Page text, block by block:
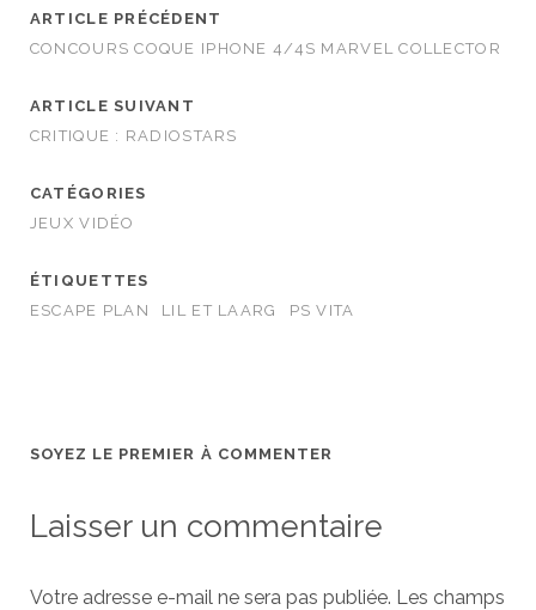
ARTICLE PRÉCÉDENT
CONCOURS COQUE IPHONE 4/4S MARVEL COLLECTOR
ARTICLE SUIVANT
CRITIQUE : RADIOSTARS
CATÉGORIES
JEUX VIDÉO
ÉTIQUETTES
ESCAPE PLAN
LIL ET LAARG PS VITA
SOYEZ LE PREMIER À COMMENTER
Laisser un commentaire
Votre adresse e-mail ne sera pas publiée. Les champs